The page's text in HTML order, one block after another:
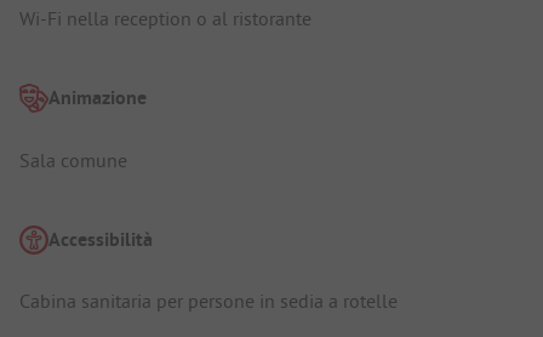
Wi-Fi nella reception o al ristorante
Animazione
Sala comune
Accessibilità
Cabina sanitaria per persone in sedia a rotelle